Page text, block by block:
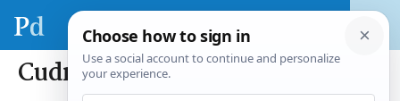
Cudne ugovorne obaveze